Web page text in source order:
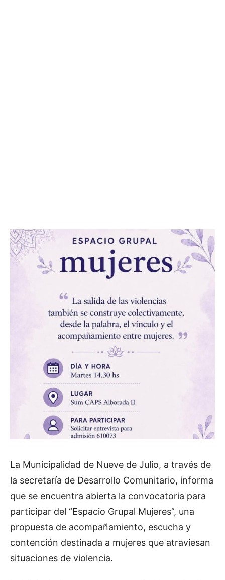
La Municipalidad de Nueve de Julio, a través de
la secretaría de Desarrollo Comunitario, informa
que se encuentra abierta la convocatoria para
participar del “Espacio Grupal Mujeres”, una
propuesta de acompañamiento, escucha y
contención destinada a mujeres que atraviesan
situaciones de violencia.